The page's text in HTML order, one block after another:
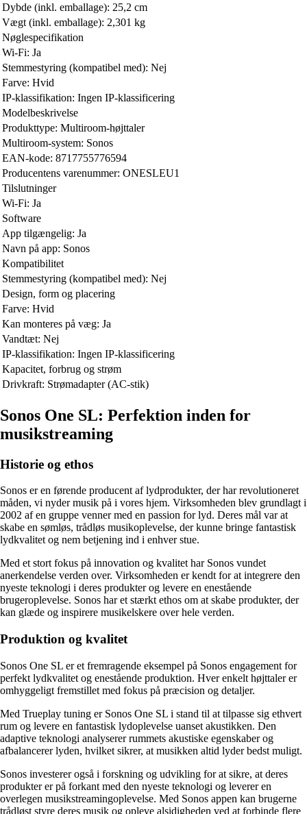
Dybde (inkl. emballage): 25,2 cm
Vægt (inkl. emballage): 2,301 kg
Nøglespecifikation
Wi-Fi: Ja
Stemmestyring (kompatibel med): Nej
Farve: Hvid
IP-klassifikation: Ingen IP-klassificering
Modelbeskrivelse
Produkttype: Multiroom-højttaler
Multiroom-system: Sonos
EAN-kode: 8717755776594
Producentens varenummer: ONESLEU1
Tilslutninger
Wi-Fi: Ja
Software
App tilgængelig: Ja
Navn på app: Sonos
Kompatibilitet
Stemmestyring (kompatibel med): Nej
Design, form og placering
Farve: Hvid
Kan monteres på væg: Ja
Vandtæt: Nej
IP-klassifikation: Ingen IP-klassificering
Kapacitet, forbrug og strøm
Drivkraft: Strømadapter (AC-stik)
Sonos One SL: Perfektion inden for
musikstreaming
Historie og ethos
Sonos er en førende producent af lydprodukter, der har revolutioneret
måden, vi nyder musik på i vores hjem. Virksomheden blev grundlagt i
2002 af en gruppe venner med en passion for lyd. Deres mål var at
skabe en sømløs, trådløs musikoplevelse, der kunne bringe fantastisk
lydkvalitet og nem betjening ind i enhver stue.
Med et stort fokus på innovation og kvalitet har Sonos vundet
anerkendelse verden over. Virksomheden er kendt for at integrere den
nyeste teknologi i deres produkter og levere en enestående
brugeroplevelse. Sonos har et stærkt ethos om at skabe produkter, der
kan glæde og inspirere musikelskere over hele verden.
Produktion og kvalitet
Sonos One SL er et fremragende eksempel på Sonos engagement for
perfekt lydkvalitet og enestående produktion. Hver enkelt højttaler er
omhyggeligt fremstillet med fokus på præcision og detaljer.
Med Trueplay tuning er Sonos One SL i stand til at tilpasse sig ethvert
rum og levere en fantastisk lydoplevelse uanset akustikken. Den
adaptive teknologi analyserer rummets akustiske egenskaber og
afbalancerer lyden, hvilket sikrer, at musikken altid lyder bedst muligt.
Sonos investerer også i forskning og udvikling for at sikre, at deres
produkter er på forkant med den nyeste teknologi og leverer en
overlegen musikstreamingoplevelse. Med Sonos appen kan brugerne
trådløst styre deres musik og opleve alsidigheden ved at forbinde flere